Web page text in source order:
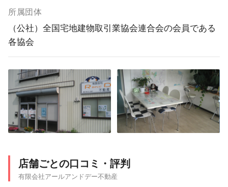
所属団体
（公社）全国宅地建物取引業協会連合会の会員である
各協会
店舗ごとの口コミ・評判
有限会社アールアンドデー不動産